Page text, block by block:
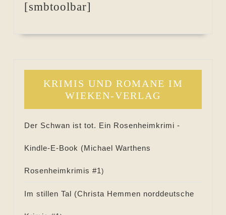
[smbtoolbar]
KRIMIS UND ROMANE IM
WIEKEN-VERLAG
Der Schwan ist tot. Ein Rosenheimkrimi -
Kindle-E-Book (Michael Warthens
Rosenheimkrimis #1)
Im stillen Tal (Christa Hemmen norddeutsche